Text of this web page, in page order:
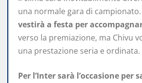
una normale gara di campionato.
vestirà a festa per
verso la premiazione, ma Chivu
una prestazione seria e ordinata.
Per l’Inter sarà l’occasione per